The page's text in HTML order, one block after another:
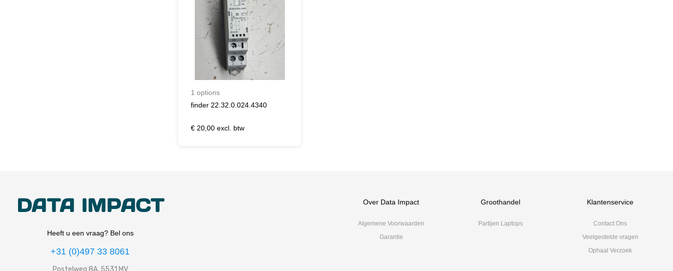
1 options
finder 22.32.0.024.4340
€ 20,00 excl. btw
DATA IMPACT
Heeft u een vraag? Bel ons
+31 (0)497 33 8061
Postelweg 8A, 5531 MV
Over Data Impact
Algemene Voorwaarden
Garantie
Groothandel
Partijen Laptops
Klantenservice
Contact Ons
Veelgestelde vragen
Ophaal Verzoek